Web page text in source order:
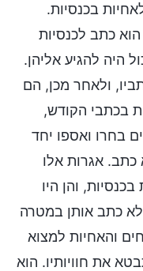
בכנסיות.
כתב לכנסיות
היה להגיע אליהן.
ולאחר מכן, הם
בכתבי הקודש,
בחרו ואספו יחד
אגרות אלו
והן היו
כתב אותן במטרה
והאחיות למצוא
את חוויותיו. הוא